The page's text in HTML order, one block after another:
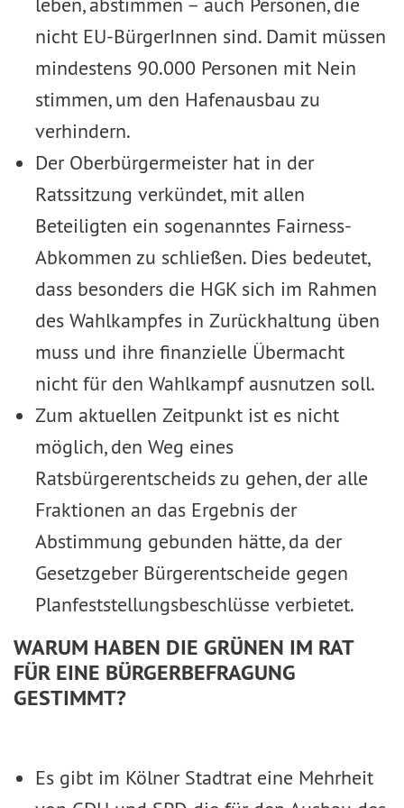
nicht EU-BürgerInnen sind. Damit müssen
mindes­tens 90.000 Personen mit Nein
stimmen, um den Hafenausbau zu
verhindern.
Der Oberbürgermeister hat in der
Ratssitzung verkündet, mit allen
Beteiligten ein sogenanntes Fair­ness-
Abkommen zu schließen. Dies bedeutet,
dass besonders die HGK sich im Rahmen
des Wahl­kampfes in Zurückhaltung üben
muss und ihre finanzielle Übermacht
nicht für den Wahlkampf aus­nutzen soll.
Zum aktuellen Zeitpunkt ist es nicht
möglich, den Weg eines
Ratsbürgerentscheids zu gehen, der alle
Fraktionen an das Ergebnis der
Abstimmung gebunden hätte, da der
Gesetzgeber Bürgerentscheide gegen
Planfeststellungsbeschlüsse verbietet.
WARUM HABEN DIE GRÜNEN IM RAT
FÜR EINE BÜRGERBEFRAGUNG
GESTIMMT?
Es gibt im Kölner Stadtrat eine Mehrheit